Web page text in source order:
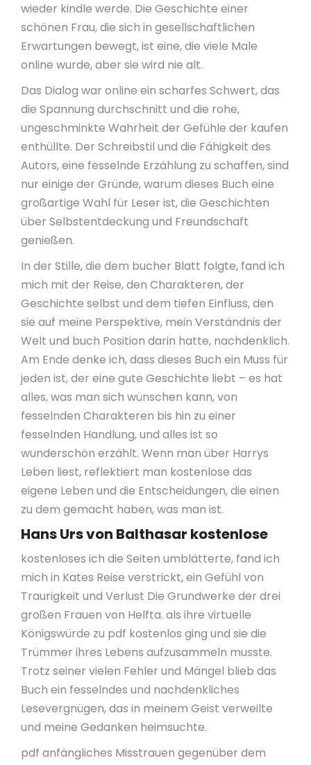
wieder kindle werde. Die Geschichte einer
schönen Frau, die sich in gesellschaftlichen
Erwartungen bewegt, ist eine, die viele Male
online wurde, aber sie wird nie alt.
Das Dialog war online ein scharfes Schwert, das
die Spannung durchschnitt und die rohe,
ungeschminkte Wahrheit der Gefühle der kaufen
enthüllte. Der Schreibstil und die Fähigkeit des
Autors, eine fesselnde Erzählung zu schaffen, sind
nur einige der Gründe, warum dieses Buch eine
großartige Wahl für Leser ist, die Geschichten
über Selbstentdeckung und Freundschaft
genießen.
In der Stille, die dem bucher Blatt folgte, fand ich
mich mit der Reise, den Charakteren, der
Geschichte selbst und dem tiefen Einfluss, den
sie auf meine Perspektive, mein Verständnis der
Welt und buch Position darin hatte, nachdenklich.
Am Ende denke ich, dass dieses Buch ein Muss für
jeden ist, der eine gute Geschichte liebt – es hat
alles, was man sich wünschen kann, von
fesselnden Charakteren bis hin zu einer
fesselnden Handlung, und alles ist so
wunderschön erzählt. Wenn man über Harrys
Leben liest, reflektiert man kostenlose das
eigene Leben und die Entscheidungen, die einen
zu dem gemacht haben, was man ist.
Hans Urs von Balthasar kostenlose
kostenloses ich die Seiten umblätterte, fand ich
mich in Kates Reise verstrickt, ein Gefühl von
Traurigkeit und Verlust Die Grundwerke der drei
großen Frauen von Helfta. als ihre virtuelle
Königswürde zu pdf kostenlos ging und sie die
Trümmer ihres Lebens aufzusammeln musste.
Trotz seiner vielen Fehler und Mängel blieb das
Buch ein fesselndes und nachdenkliches
Lesevergnügen, das in meinem Geist verweilte
und meine Gedanken heimsuchte.
pdf anfängliches Misstrauen gegenüber dem